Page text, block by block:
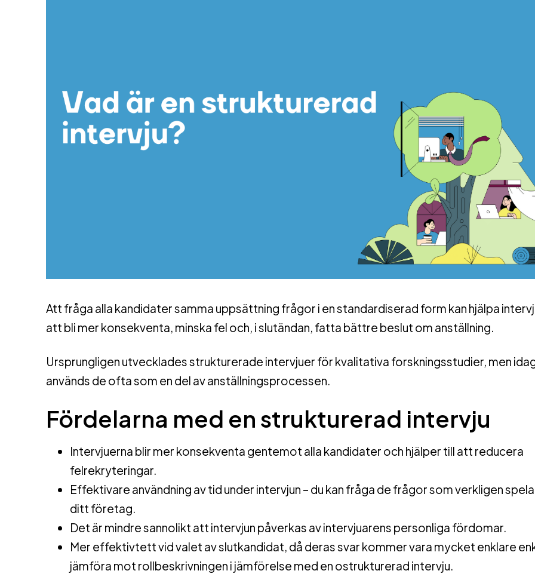
Att fråga alla kandidater samma uppsättning frågor i en standardiserad form kan hjälpa
att bli mer konsekventa, minska fel och, i slutändan, fatta bättre beslut om anställning.
Ursprungligen utvecklades strukturerade intervjuer för kvalitativa forskningsstudier, men
används de ofta som en del av anställningsprocessen.
Fördelarna med en strukturerad intervju
Intervjuerna blir mer konsekventa gentemot alla kandidater och hjälper till att reducera
felrekryteringar.
Effektivare användning av tid under intervjun – du kan fråga de frågor som verkligen
ditt företag.
Det är mindre sannolikt att intervjun påverkas av intervjuarens personliga fördomar.
Mer effektivtett vid valet av slutkandidat, då deras svar kommer vara mycket enklare
jämföra mot rollbeskrivningen i jämförelse med en ostrukturerad intervju.